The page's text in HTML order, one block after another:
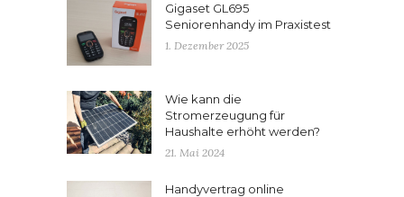
Gigaset GL695
Seniorenhandy im Praxistest
1. Dezember 2025
Wie kann die
Stromerzeugung für
Haushalte erhöht werden?
21. Mai 2024
Handyvertrag online